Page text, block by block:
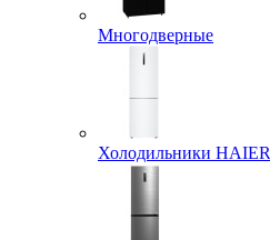
Многодверные
Холодильники HAIER